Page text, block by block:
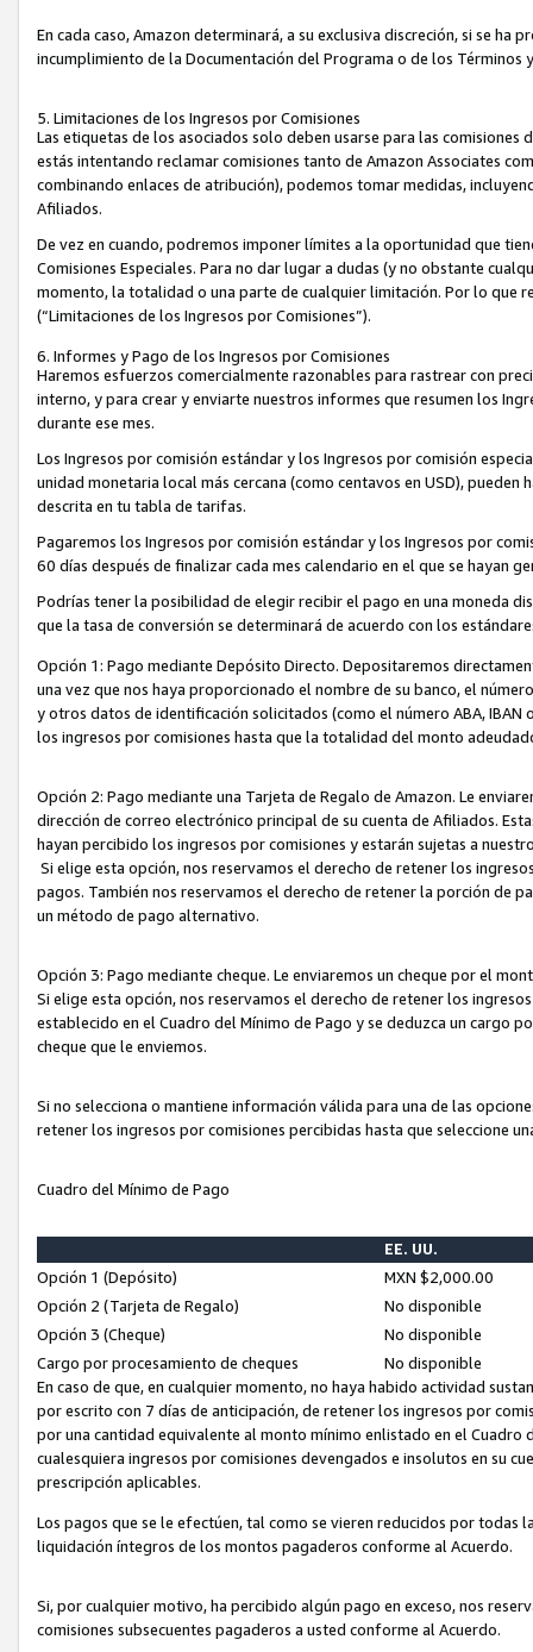
En cada caso, Amazon determinará, a su exclusiva discreción, si se
incumplimiento de la Documentación del Programa o de los Términos
5. Limitaciones de los Ingresos por Comisiones
Las etiquetas de los asociados solo deben usarse para las
estás intentando reclamar comisiones tanto de Amazon Associates
combinando enlaces de atribución), podemos tomar medidas,
Afiliados.
De vez en cuando, podremos imponer límites a la oportunidad que
Comisiones Especiales. Para no dar lugar a dudas (y no obstante
momento, la totalidad o una parte de cualquier limitación. Por lo que
(“Limitaciones de los Ingresos por Comisiones”).
6. Informes y Pago de los Ingresos por Comisiones
Haremos esfuerzos comercialmente razonables para rastrear con
interno, y para crear y enviarte nuestros informes que resumen los
durante ese mes.
Los Ingresos por comisión estándar y los Ingresos por comisión
unidad monetaria local más cercana (como centavos en USD),
descrita en tu tabla de tarifas.
Pagaremos los Ingresos por comisión estándar y los Ingresos por
60 días después de finalizar cada mes calendario en el que se hayan
Podrías tener la posibilidad de elegir recibir el pago en una moneda
que la tasa de conversión se determinará de acuerdo con los
Opción 1: Pago mediante Depósito Directo. Depositaremos
una vez que nos haya proporcionado el nombre de su banco, el
y otros datos de identificación solicitados (como el número ABA,
los ingresos por comisiones hasta que la totalidad del monto
Opción 2: Pago mediante una Tarjeta de Regalo de Amazon. Le
dirección de correo electrónico principal de su cuenta de Afiliados.
hayan percibido los ingresos por comisiones y estarán sujetas a
Si elige esta opción, nos reservamos el derecho de retener los
pagos. También nos reservamos el derecho de retener la porción de
un método de pago alternativo.
Opción 3: Pago mediante cheque. Le enviaremos un cheque por el
Si elige esta opción, nos reservamos el derecho de retener los
establecido en el Cuadro del Mínimo de Pago y se deduzca un cargo
cheque que le enviemos.
Si no selecciona o mantiene información válida para una de las
retener los ingresos por comisiones percibidas hasta que seleccione
Cuadro del Mínimo de Pago
EE. UU.
Opción 1 (Depósito)
MXN $2,000.00
Opción 2 (Tarjeta de Regalo)
No disponible
Opción 3 (Cheque)
No disponible
Cargo por procesamiento de cheques
No disponible
En caso de que, en cualquier momento, no haya habido actividad
por escrito con 7 días de anticipación, de retener los ingresos por
por una cantidad equivalente al monto mínimo enlistado en el
cualesquiera ingresos por comisiones devengados e insolutos en su
prescripción aplicables.
Los pagos que se le efectúen, tal como se vieren reducidos por todas
liquidación íntegros de los montos pagaderos conforme al Acuerdo.
Si, por cualquier motivo, ha percibido algún pago en exceso, nos
comisiones subsecuentes pagaderos a usted conforme al Acuerdo.